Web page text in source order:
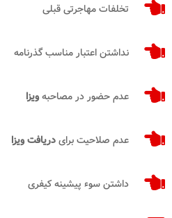
تخلفات مهاجرتی قبلی
نداشتن اعتبار مناسب گذرنامه
عدم حضور در مصاحبهویزا
عدم صلاحیت برایدریافت ویزا
داشتن سوء پیشینه کیفری